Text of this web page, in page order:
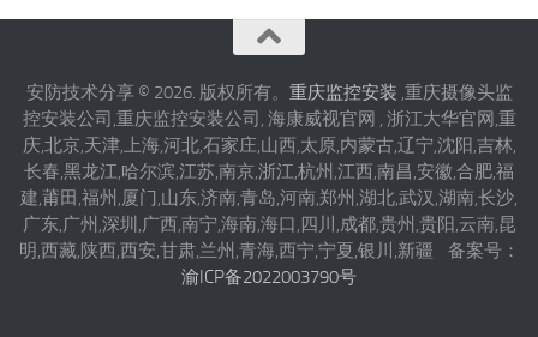
安防技术分享 © 2026. 版权所有。 重庆监控安装 ,重庆摄像头监
控安装公司,重庆监控安装公司, 海康威视官网 , 浙江大华官网,重
庆,北京,天津,上海,河北,石家庄,山西,太原,内蒙古,辽宁,沈阳,吉林,
长春,黑龙江,哈尔滨,江苏,南京,浙江,杭州,江西,南昌,安徽,合肥,福
建,莆田,福州,厦门,山东,济南,青岛,河南,郑州,湖北,武汉,湖南,长沙,
广东,广州,深圳,广西,南宁,海南,海口,四川,成都,贵州,贵阳,云南,昆
明,西藏,陕西,西安,甘肃,兰州,青海,西宁,宁夏,银川,新疆 备案号：
渝ICP备2022003790号